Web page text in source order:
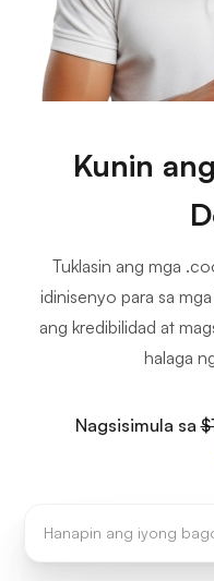
Kunin
Tuklasin ang mga
idinisenyo para sa
ang kredibilidad at
halaga
Nagsisimula sa